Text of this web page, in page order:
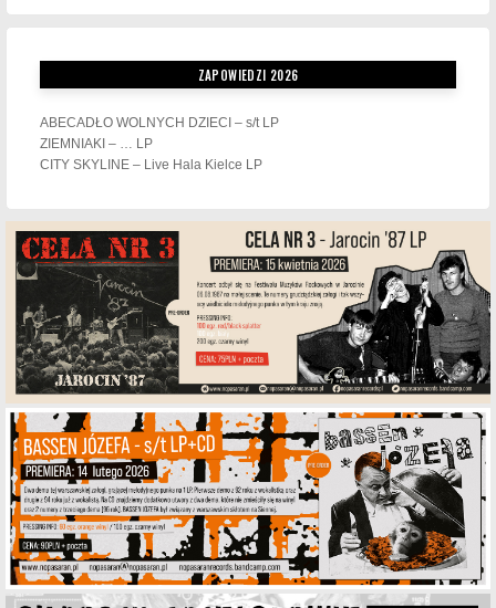
ZAPOWIEDZI 2026
ABECADŁO WOLNYCH DZIECI – s/t LP
ZIEMNIAKI – … LP
CITY SKYLINE – Live Hala Kielce LP